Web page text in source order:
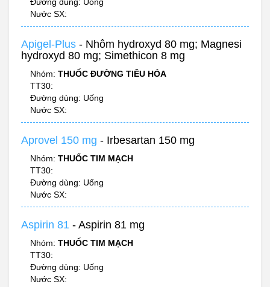
Đường dùng: Uống
Nước SX:
Apigel-Plus - Nhôm hydroxyd 80 mg; Magnesi
hydroxyd 80 mg; Simethicon 8 mg
Nhóm: THUỐC ĐƯỜNG TIÊU HÓA
TT30:
Đường dùng: Uống
Nước SX:
Aprovel 150 mg - Irbesartan 150 mg
Nhóm: THUỐC TIM MẠCH
TT30:
Đường dùng: Uống
Nước SX:
Aspirin 81 - Aspirin 81 mg
Nhóm: THUỐC TIM MẠCH
TT30:
Đường dùng: Uống
Nước SX: